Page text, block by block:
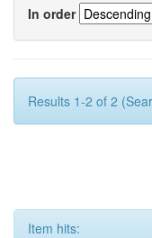
In order
Results 1-2 of 2
Item hits: